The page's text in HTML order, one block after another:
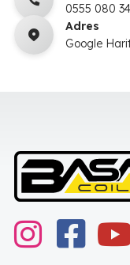
0555 080
Adres
Google
instagram